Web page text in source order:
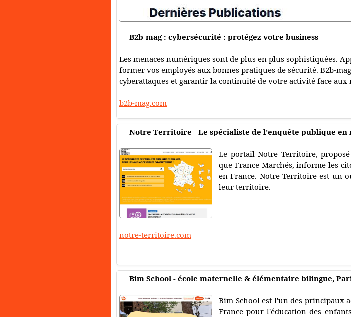
B2b-mag : cybersécurité : protégez votre business
Les menaces numériques sont de plus en plus sophistiquées.
former vos employés aux bonnes pratiques de sécurité. B2b-
cyberattaques et garantir la continuité de votre activité face
b2b-mag.com
Notre Territoire - Le spécialiste de l'enquête publique en
Le portail Notre Territoire,
que France Marchés, informe les
en France. Notre Territoire est un
leur territoire.
notre-territoire.com
Bim School - école maternelle & élémentaire bilingue,
Bim School est l'un des principaux
France pour l'éducation des